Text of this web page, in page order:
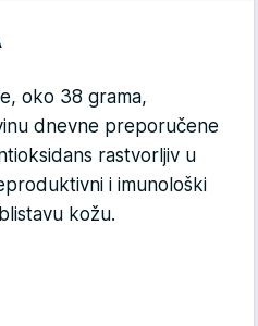
oko 38 grama,
dnevne preporučene
rastvorljiv u
i imunološki
kožu.